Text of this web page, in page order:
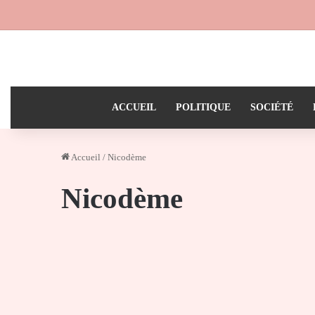
ACCUEIL POLITIQUE SOCIÉTÉ
Accueil / Nicodème
Nicodème